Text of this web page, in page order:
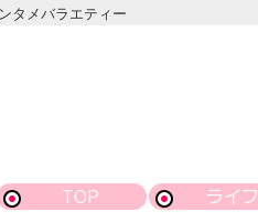
タメバラエティー
TOP ライフ